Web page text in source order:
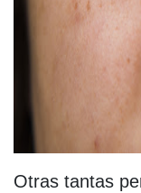
Otras tantas